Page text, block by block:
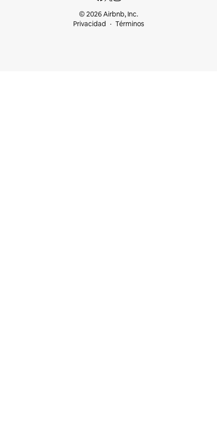
© 2026 Airbnb, Inc.
Privacidad
Términos